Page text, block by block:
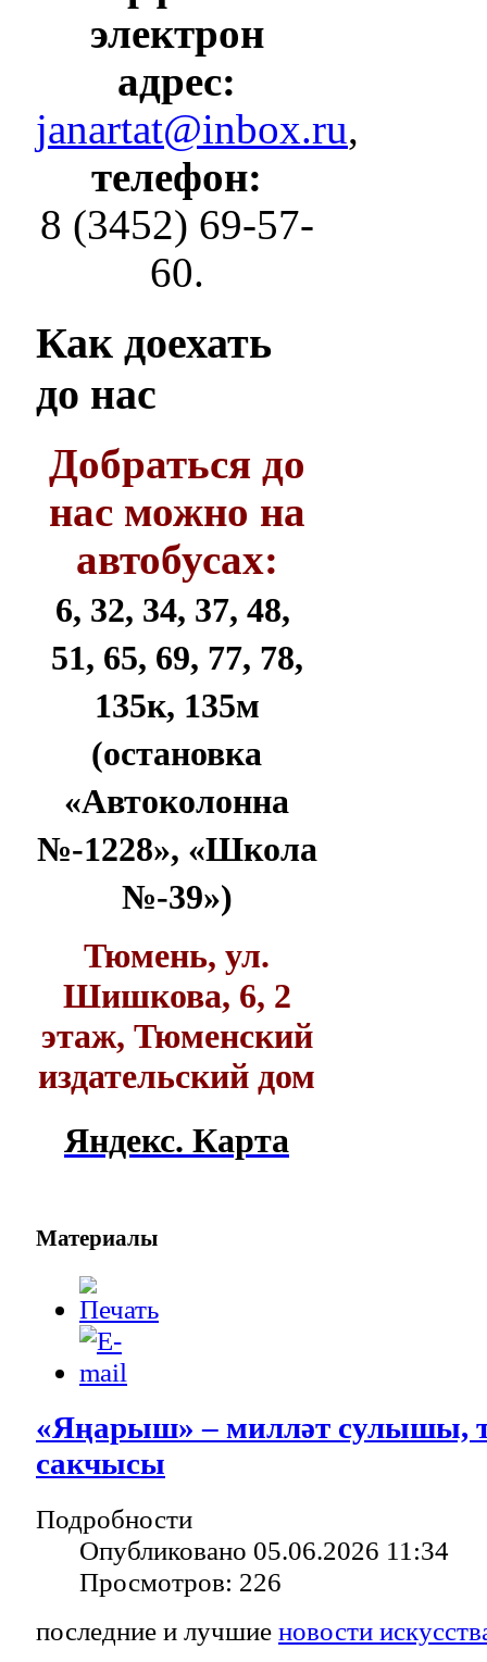
электрон
адрес:
janartat@inbox.ru,
телефон:
8 (3452) 69-57-
60.
Как доехать
до нас
Добраться до
нас можно на
автобусах:
6, 32, 34, 37, 48,
51, 65, 69, 77, 78,
135к, 135м
(остановка
«Автоколонна
№-1228», «Школа
№-39»)
Тюмень, ул.
Шишкова, 6, 2
этаж, Тюменский
издательский дом
Яндекс. Карта
Материалы
«Яңарыш» – милләт сулышы,
сакчысы
Подробности
Опубликовано 05.06.2026 11:34
Просмотров: 226
последние и лучшие новости